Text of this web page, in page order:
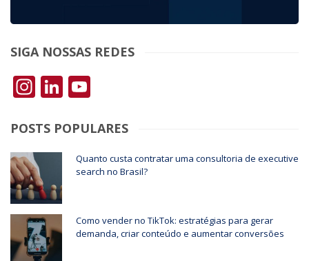
SIGA NOSSAS REDES
Instagram
LinkedIn
POSTS POPULARES
Quanto custa contratar uma consultoria de executive
search no Brasil?
Como vender no TikTok: estratégias para gerar
demanda, criar conteúdo e aumentar conversões